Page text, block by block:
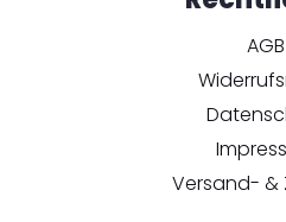
AGB
Versand- &